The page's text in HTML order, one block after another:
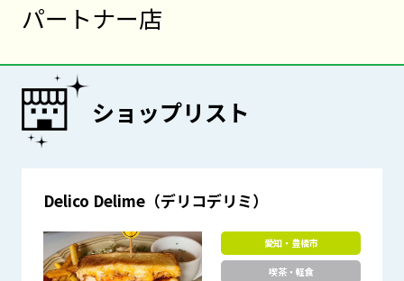
パートナー店
ショップリスト
Delico Delime（デリコデリミ）
愛知・豊橋市
喫茶・軽食